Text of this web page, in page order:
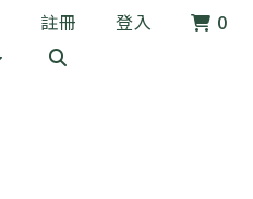
註冊 登入
0